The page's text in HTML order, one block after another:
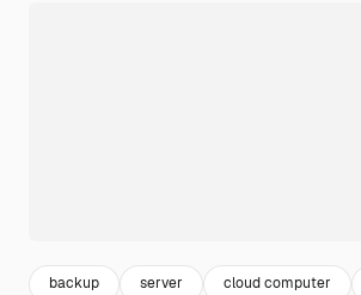
backup server cloud computer